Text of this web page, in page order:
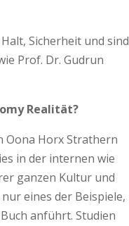
Sicherheit und sind
Prof. Dr. Gudrun
Realität?
Oona Horx Strathern
in der internen wie
ganzen Kultur und
eines der Beispiele,
anführt. Studien